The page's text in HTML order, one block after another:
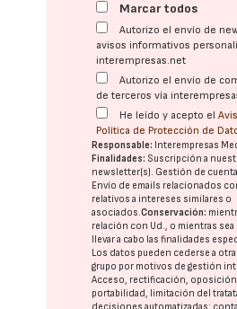
Marcar todos
Autorizo el envío de
avisos informativos
interempresas.net
Autorizo el envío de
de terceros vía
He leído y acepto el
Política de Protección de
Responsable: Interempresas
Finalidades: Suscripción a
newsletter(s). Gestión de
Envío de emails relacionados
relativos a intereses similares o
asociados.Conservación:
relación con Ud., o mientras sea
llevar a cabo las finalidades
Los datos pueden cederse a
grupo por motivos de gestión
Acceso, rectificación,
portabilidad, limitación del